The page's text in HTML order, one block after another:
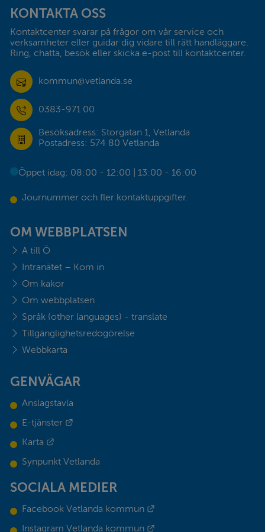
KONTAKTA OSS
Kontaktcenter svarar på frågor om vår service och
verksamheter eller guidar dig vidare till rätt handläggare.
Ring, chatta, besök eller skicka e-post till kontaktcenter.
kommun@vetlanda.se
0383-971 00
Besöksadress: Storgatan 1, Vetlanda
Postadress: 574 80 Vetlanda
Öppet idag: 08:00 - 12:00 | 13:00 - 16:00
Journummer och fler kontaktuppgifter.
OM WEBBPLATSEN
A till Ö
Intranätet – Kom in
Om kakor
Om webbplatsen
Språk (other languages) - translate
Tillgänglighetsredogörelse
Webbkarta
GENVÄGAR
Anslagstavla
E-tjänster
Karta
Synpunkt Vetlanda
SOCIALA MEDIER
Facebook Vetlanda kommun
Instagram Vetlanda kommun